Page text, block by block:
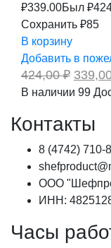
₽339.00Был ₽
Сохранить ₽85
В корзину
Добавить в
424,00₽
цена
В наличии 99
Контакты
8 (4742) 710-
ООО
ИНН:
Часы